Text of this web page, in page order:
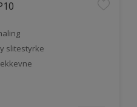
slitestyrke